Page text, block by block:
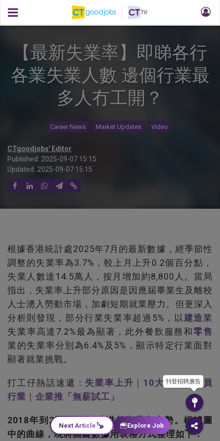
【最新失業率】即睇各行
各業失業人數 邊個行業最
多人冇工開？
Career News Market Updates Video
CTgoodjobs' Editor
Published: 2025-09-07 15:15
Updated: 2025-09-07 15:15
根據香港統計處2025年7月的最新數據，經季節性
調整的失業率為3.7%，較上月上升0.2個百分點，
失業人數達14.5萬人，按月增加約8,800人。當局
指出，失業率上升部分原因是因應屆畢業生及離校
人士湧入勞動市場，加劇短期就業壓力。但更深入
分析則發現，部分行業失業率超過5%，以建造業
失業率高達7.2%最為顯著，此外餐飲服務和零售
業的失業率分別為6.4%及5%，顯示特定行業面對
顯著就業挑戰。
打工仔熱話速遞： 失業率上升 ｜ 10大不易被裁員
行業 ｜ 企業推「無薪試工」
2018年到2025年7月香港的失業率走勢。根據圖
中的曲線，現將關鍵數據用表格方式整理如下：
刊登招聘廣告
Next Article Explore Job